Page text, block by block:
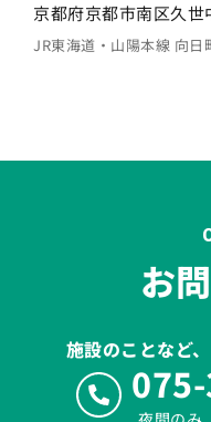
京都府京都市南区久
JR東海道・山陽本線 向日
お
施設のことなど